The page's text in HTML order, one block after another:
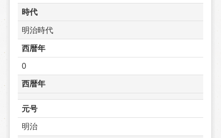
時代
明治時代
西暦年
0
西暦年
元号
明治